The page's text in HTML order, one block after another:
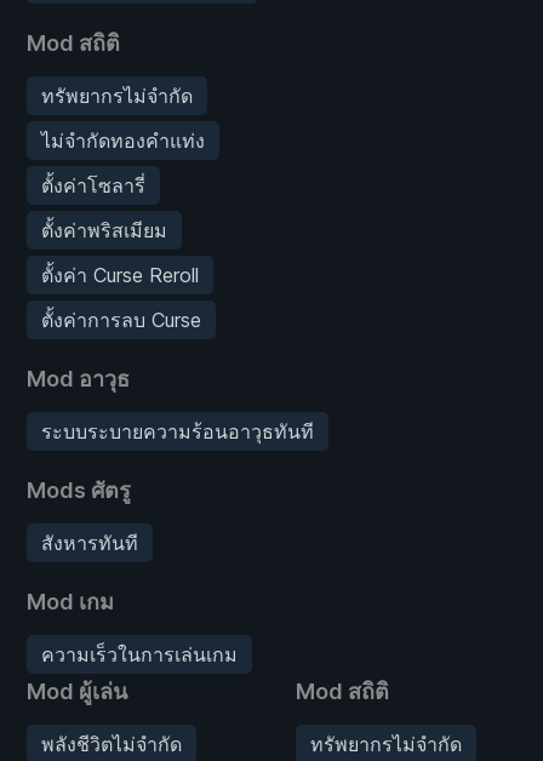
Mod สถิติ
ทรัพยากรไม่จำกัด
ไม่จำกัดทองคำแท่ง
ตั้งค่าโซลารี่
ตั้งค่าพริสเมียม
ตั้งค่า Curse Reroll
ตั้งค่าการลบ Curse
Mod อาวุธ
ระบบระบายความร้อนอาวุธทันที
Mods ศัตรู
สังหารทันที
Mod เกม
ความเร็วในการเล่นเกม
Mod ผู้เล่น
พลังชีวิตไม่จำกัด
Mod สถิติ
ทรัพยากรไม่จำกัด